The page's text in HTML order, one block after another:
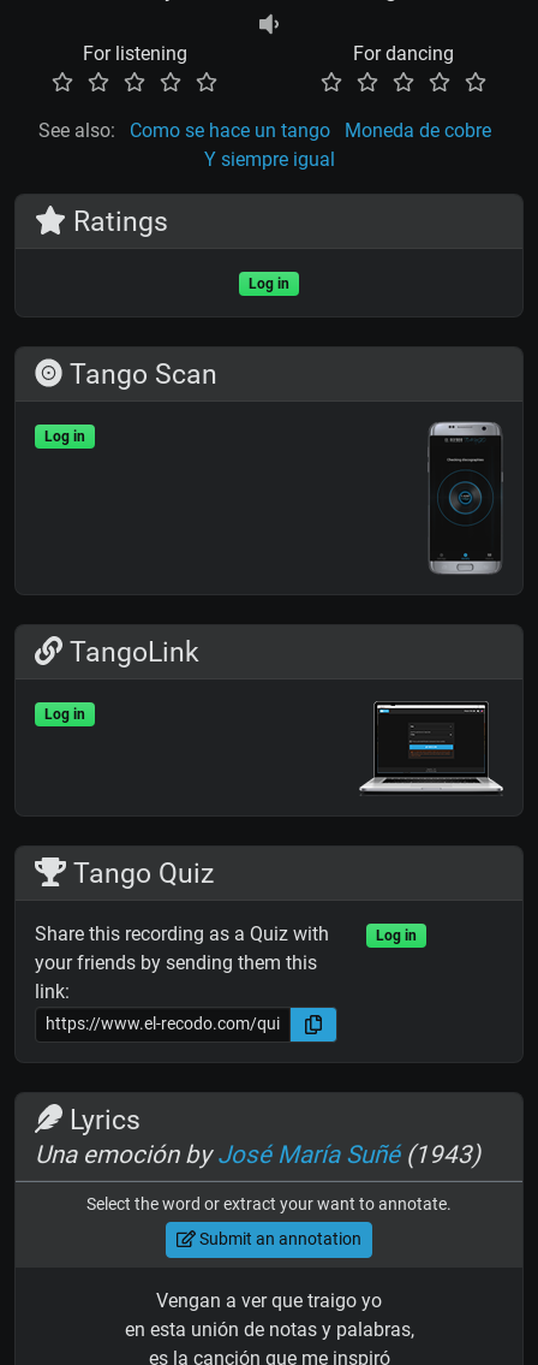
For listening For dancing
See also: Como se hace un tango
Moneda de cobre
Y siempre igual
Ratings
Log in
Tango Scan
Log in
TangoLink
Log in
Tango Quiz
Share this recording as a Quiz with
your friends by sending them this
link:
Log in
Lyrics
Una emoción byJosé María Suñé(1943)
Select the word or extract your want to annotate.
Submit an annotation
Vengan a ver que traigo yo
en esta unión de notas y palabras,
es la canción que me inspiró